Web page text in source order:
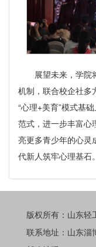
展望未来，学院
机制，联合校企社多
“心理+美育”模式基
范式，进一步丰富心
亮更多青少年的心灵
代新人筑牢心理基石
版权所有：山东轻
联系地址：山东淄